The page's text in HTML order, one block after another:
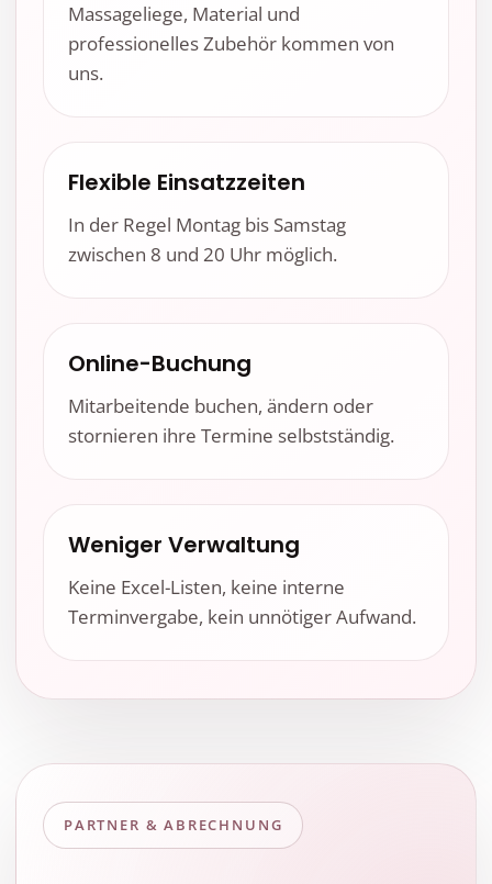
Massageliege, Material und
professionelles Zubehör kommen von
uns.
Flexible Einsatzzeiten
In der Regel Montag bis Samstag
zwischen 8 und 20 Uhr möglich.
Online-Buchung
Mitarbeitende buchen, ändern oder
stornieren ihre Termine selbstständig.
Weniger Verwaltung
Keine Excel-Listen, keine interne
Terminvergabe, kein unnötiger Aufwand.
PARTNER & ABRECHNUNG